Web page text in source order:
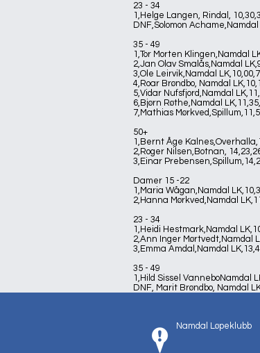
23 - 34
1,Helge Langen, Rindal,
DNF,Solomon Achame,Namdal
35 - 49
1,Tor Morten Klingen,Namdal
2,Jan Olav Smalås,Namdal
3,Ole Leirvik,Namdal
4,Roar Brøndbo, Namdal
5,Vidar Nufsfjord,Namdal
6,Bjørn Røthe,Namdal
7,Mathias
50+
1,Bernt Åge
2,Roger Nilsen,Botnan,
3,Einar
Damer 15 -22
1,Maria Wågan,Namdal
2,Hanna Mørkved,Namdal
23 - 34
1,Heidi Hestmark,Namdal
2,Ann Inger Mørtvedt,Namdal
3,Emma Amdal,Namdal
35 - 49
1,Hild Sissel VanneboNamdal
DNF, Marit Brøndbo, Namdal
Namdal Løpeklubb